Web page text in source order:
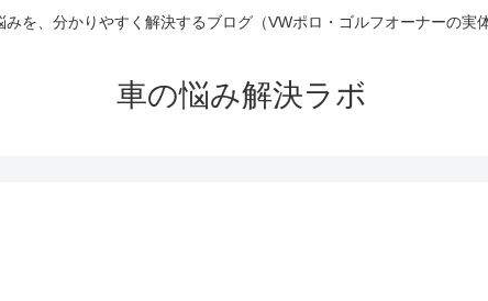
みを、分かりやすく解決するブログ（VWポロ・ゴルフオーナーの実
車の悩み解決ラボ